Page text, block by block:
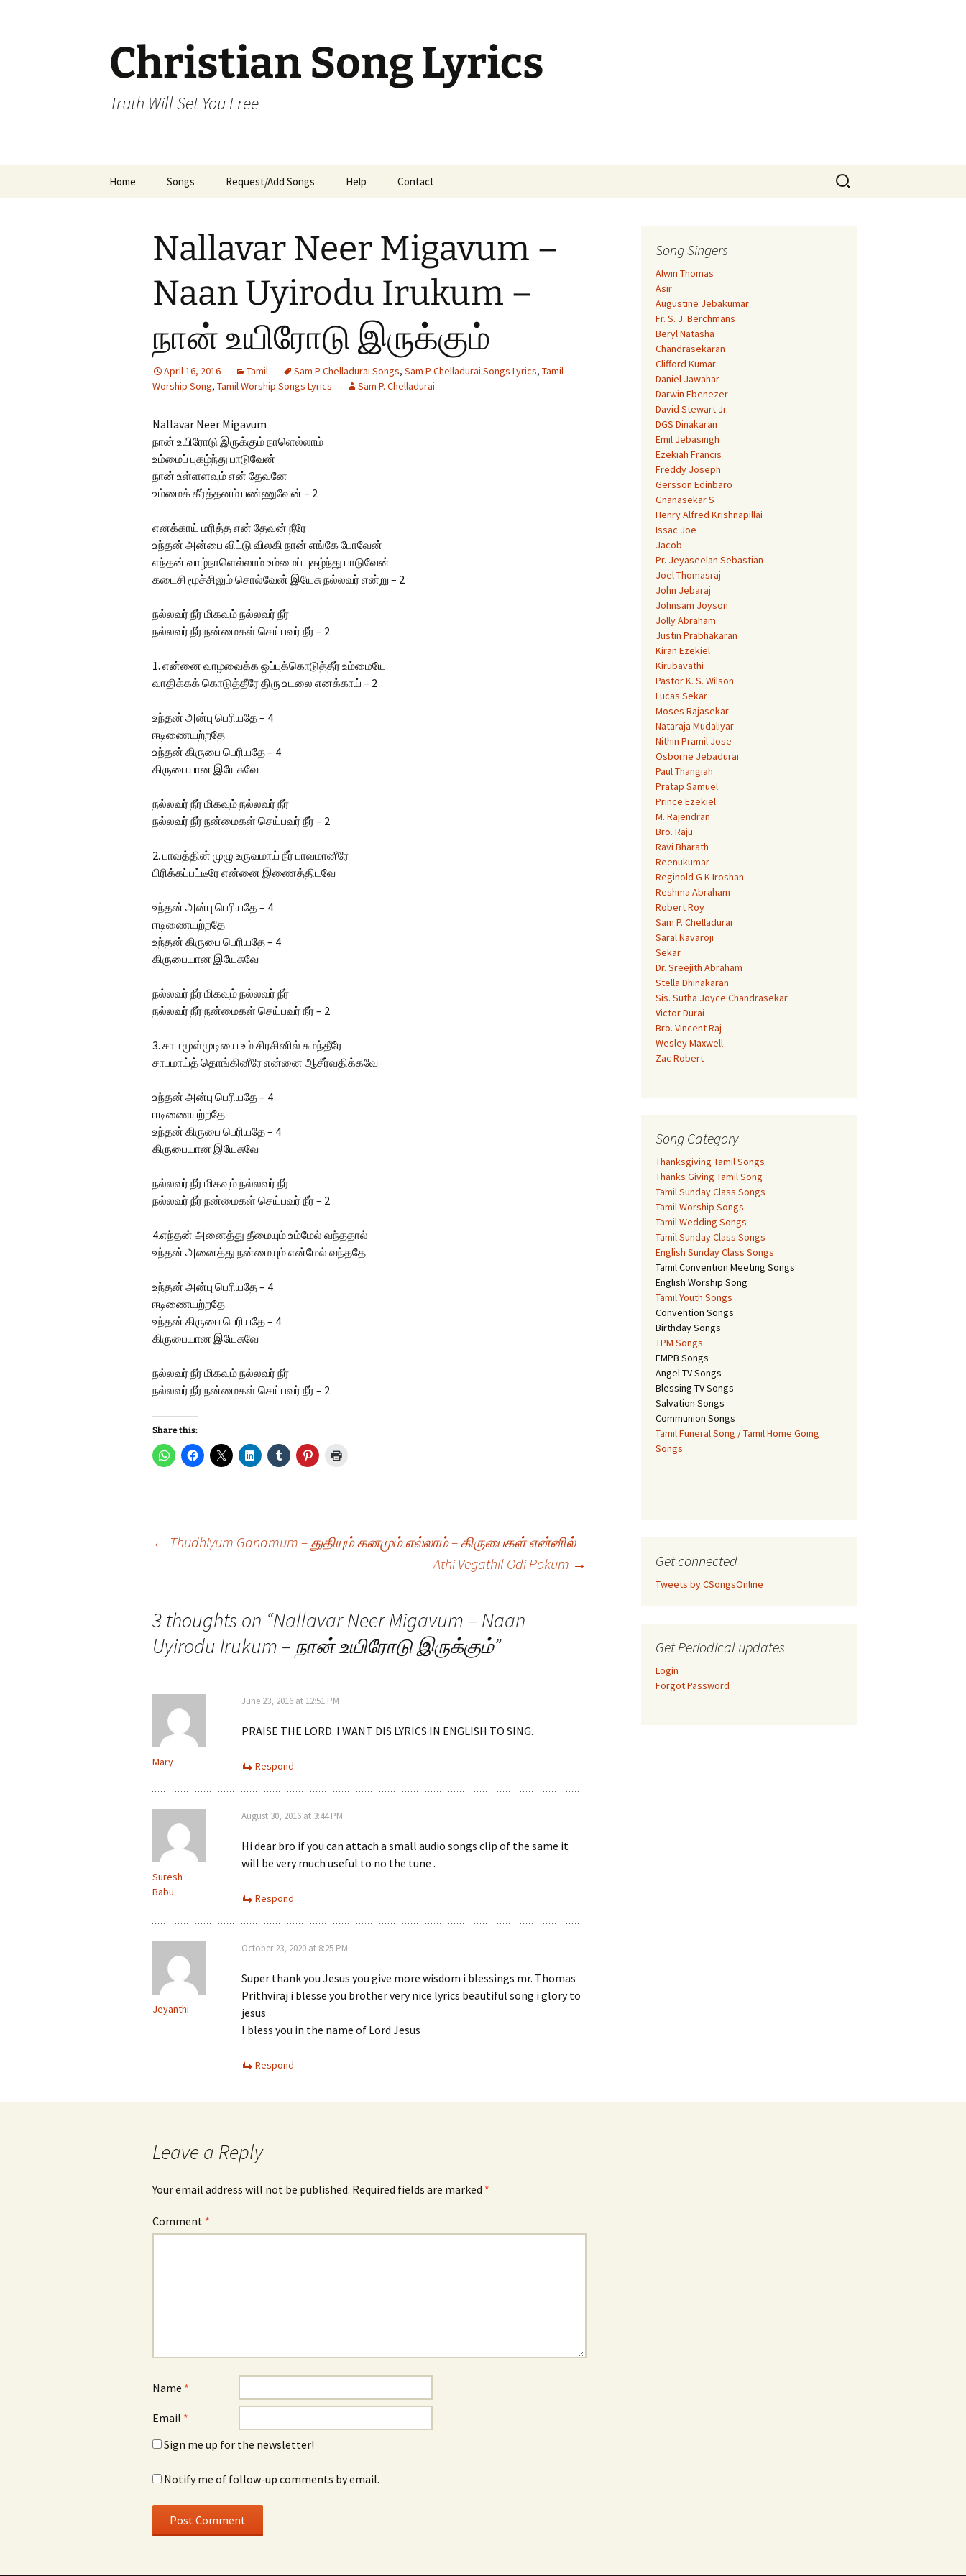
Christian Song Lyrics
Truth Will Set You Free
Home Songs
Malayalam Songs
Kannada Songs
Hindi Songs
English Songs English Sunday Class
Songs
Request/Add Songs Help Contact
Search
for:
Nallavar Neer Migavum –
Naan Uyirodu Irukum –
நான் உயிரோடு இருக்கும்
April 16, 2016 Tamil Sam P Chelladurai Songs, Sam P Chelladurai Songs Lyrics, Tamil
Worship Song, Tamil Worship Songs Lyrics Sam P. Chelladurai
Nallavar Neer Migavum
நான் உயிரோடு இருக்கும் நாளெல்லாம்
உம்மைப் புகழ்ந்து பாடுவேன்
நான் உள்ளளவும் என் தேவனே
உம்மைக் கீர்த்தனம் பண்ணுவேன் – 2
எனக்காய் மரித்த என் தேவன் நீரே
உந்தன் அன்பை விட்டு விலகி நான் எங்கே போவேன்
எந்தன் வாழ்நாளெல்லாம் உம்மைப் புகழ்ந்து பாடுவேன்
கடைசி மூச்சிலும் சொல்வேன் இயேசு நல்லவர் என்று – 2
நல்லவர் நீர் மிகவும் நல்லவர் நீர்
நல்லவர் நீர் நன்மைகள் செய்பவர் நீர் – 2
1. என்னை வாழவைக்க ஒப்புக்கொடுத்தீர் உம்மையே
வாதிக்கக் கொடுத்தீரே திரு உடலை எனக்காய் – 2
உந்தன் அன்பு பெரியதே – 4
ஈடிணையற்றதே
உந்தன் கிருபை பெரியதே – 4
கிருபையான இயேசுவே
நல்லவர் நீர் மிகவும் நல்லவர் நீர்
நல்லவர் நீர் நன்மைகள் செய்பவர் நீர் – 2
2. பாவத்தின் முழு உருவமாய் நீர் பாவமானீரே
பிரிக்கப்பட்டீரே என்னை இணைத்திடவே
உந்தன் அன்பு பெரியதே – 4
ஈடிணையற்றதே
உந்தன் கிருபை பெரியதே – 4
கிருபையான இயேசுவே
நல்லவர் நீர் மிகவும் நல்லவர் நீர்
நல்லவர் நீர் நன்மைகள் செய்பவர் நீர் – 2
3. சாப முள்முடியை உம் சிரசினில் சுமந்தீரே
சாபமாய்த் தொங்கினீரே என்னை ஆசீர்வதிக்கவே
உந்தன் அன்பு பெரியதே – 4
ஈடிணையற்றதே
உந்தன் கிருபை பெரியதே – 4
கிருபையான இயேசுவே
நல்லவர் நீர் மிகவும் நல்லவர் நீர்
நல்லவர் நீர் நன்மைகள் செய்பவர் நீர் – 2
4.எந்தன் அனைத்து தீமையும் உம்மேல் வந்ததால்
உந்தன் அனைத்து நன்மையும் என்மேல் வந்ததே
உந்தன் அன்பு பெரியதே – 4
ஈடிணையற்றதே
உந்தன் கிருபை பெரியதே – 4
கிருபையான இயேசுவே
நல்லவர் நீர் மிகவும் நல்லவர் நீர்
நல்லவர் நீர் நன்மைகள் செய்பவர் நீர் – 2
Share this:
← Thudhiyum Ganamum – துதியும் கனமும் எல்லாம் – கிருபைகள் என்னில்
Athi Vegathil Odi Pokum →
3 thoughts on “Nallavar Neer Migavum – Naan
Uyirodu Irukum – நான் உயிரோடு இருக்கும்”
Mary
June 23, 2016 at 12:51 PM
PRAISE THE LORD. I WANT DIS LYRICS IN ENGLISH TO SING.
Respond
Suresh
Babu
August 30, 2016 at 3:44 PM
Hi dear bro if you can attach a small audio songs clip of the same it
will be very much useful to no the tune .
Respond
Jeyanthi
October 23, 2020 at 8:25 PM
Super thank you Jesus you give more wisdom i blessings mr. Thomas
Prithviraj i blesse you brother very nice lyrics beautiful song i glory to
jesus
I bless you in the name of Lord Jesus
Respond
Leave a Reply
Your email address will not be published. Required fields are marked *
Comment *
Name *
Email *
Sign me up for the newsletter!
Notify me of follow-up comments by email.
Song Singers
Alwin Thomas
Asir
Augustine Jebakumar
Fr. S. J. Berchmans
Beryl Natasha
Chandrasekaran
Clifford Kumar
Daniel Jawahar
Darwin Ebenezer
David Stewart Jr.
DGS Dinakaran
Emil Jebasingh
Ezekiah Francis
Freddy Joseph
Gersson Edinbaro
Gnanasekar S
Henry Alfred Krishnapillai
Issac Joe
Jacob
Pr. Jeyaseelan Sebastian
Joel Thomasraj
John Jebaraj
Johnsam Joyson
Jolly Abraham
Justin Prabhakaran
Kiran Ezekiel
Kirubavathi
Pastor K. S. Wilson
Lucas Sekar
Moses Rajasekar
Nataraja Mudaliyar
Nithin Pramil Jose
Osborne Jebadurai
Paul Thangiah
Pratap Samuel
Prince Ezekiel
M. Rajendran
Bro. Raju
Ravi Bharath
Reenukumar
Reginold G K Iroshan
Reshma Abraham
Robert Roy
Sam P. Chelladurai
Saral Navaroji
Sekar
Dr. Sreejith Abraham
Stella Dhinakaran
Sis. Sutha Joyce Chandrasekar
Victor Durai
Bro. Vincent Raj
Wesley Maxwell
Zac Robert
Song Category
Thanksgiving Tamil Songs
Thanks Giving Tamil Song
Tamil Sunday Class Songs
Tamil Worship Songs
Tamil Wedding Songs
Tamil Sunday Class Songs
English Sunday Class Songs
Tamil Convention Meeting Songs
English Worship Song
Tamil Youth Songs
Convention Songs
Birthday Songs
TPM Songs
FMPB Songs
Angel TV Songs
Blessing TV Songs
Salvation Songs
Communion Songs
Tamil Funeral Song / Tamil Home Going
Songs
Get connected
Tweets by CSongsOnline
Get Periodical updates
Login
Forgot Password